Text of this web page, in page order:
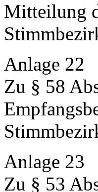
Mitteilung
Anlage 22
Zu § 58
Anlage 23
Zu § 53